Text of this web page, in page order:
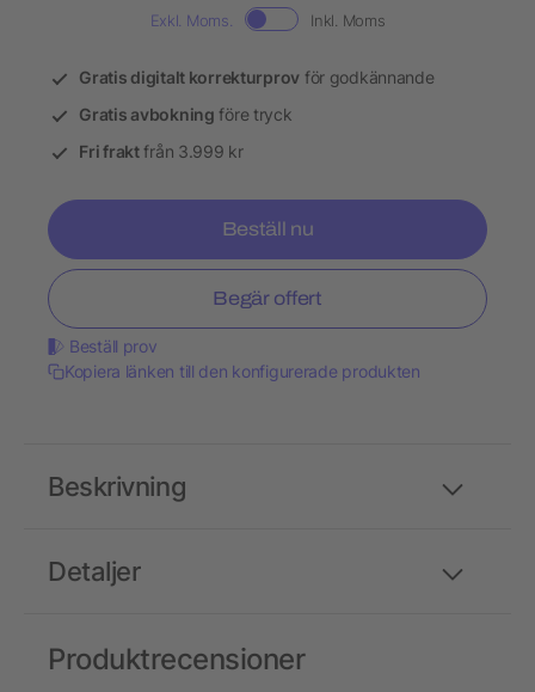
Exkl. Moms. Inkl. Moms
Gratis digitalt korrekturprov för godkännande
Gratis avbokning före tryck
Fri fraktfrån 3.999 kr
Beställ nu
Begär offert
Beställ prov
Kopiera länken till den konfigurerade produkten
Detaljer
Beskrivning
Produktrecensioner